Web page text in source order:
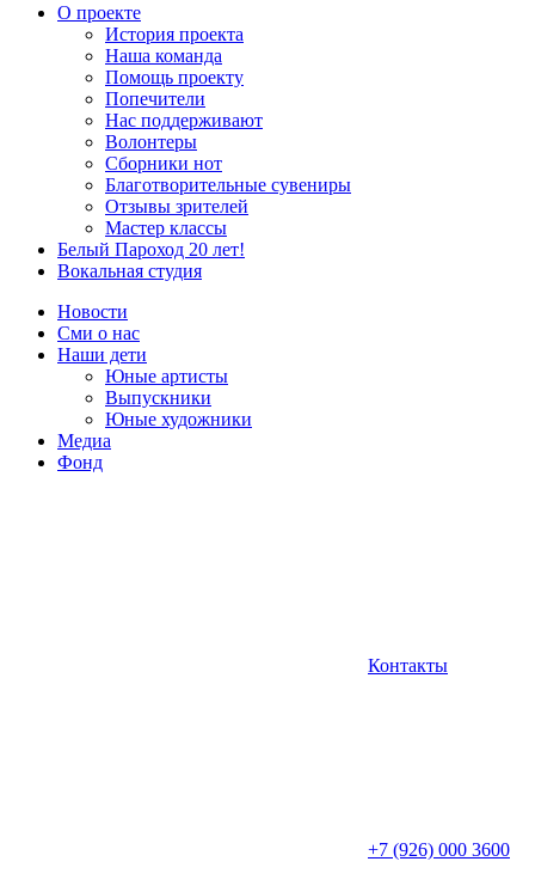
О проекте
История проекта
Наша команда
Помощь проекту
Попечители
Нас поддерживают
Волонтеры
Сборники нот
Благотворительные сувениры
Отзывы зрителей
Мастер классы
Белый Пароход 20 лет!
Вокальная студия
Новости
Сми о нас
Наши дети
Юные артисты
Выпускники
Юные художники
Медиа
Фонд
Контакты
+7 (926) 000 3600